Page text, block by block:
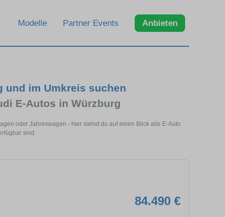
Modelle Partner Events Anbieten
und im Umkreis suchen
E-Autos in Würzburg
oder Jahreswagen - hier siehst du auf einen Blick alle E-Auto
sind.
84.490 €